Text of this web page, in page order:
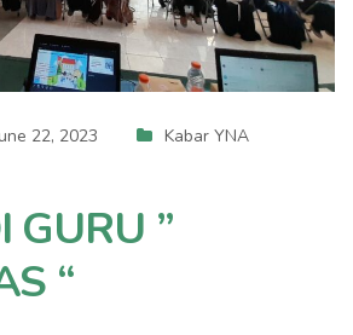
22, 2023
Kabar YNA
GURU ”
“